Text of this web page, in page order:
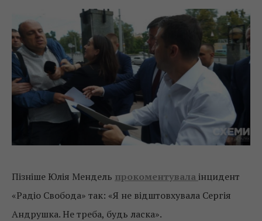
Пізніше Юлія Мендель прокоментувалаінцидент
«Радіо Свобода» так: «Я не відштовхувала Сергія
Андрушка. Не треба, будь ласка».